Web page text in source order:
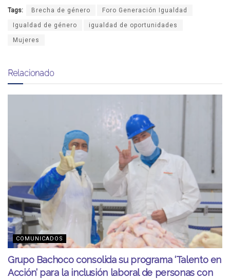
Tags: Brecha de género Foro Generación Igualdad
Igualdad de género igualdad de oportunidades
Mujeres
Relacionado
COMUNICADOS
Grupo Bachoco consolida su programa ‘Talento en
Acción’ para la inclusión laboral de personas con